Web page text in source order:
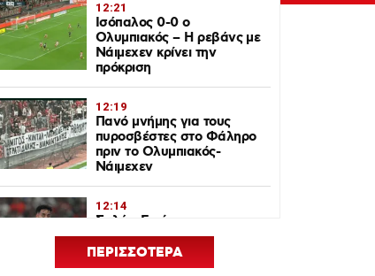
12:21
Ισόπαλος 0-0 ο
Ολυμπιακός – Η ρεβάνς με
Νάιμεχεν κρίνει την
πρόκριση
12:19
Πανό μνήμης για τους
πυροσβέστες στο Φάληρο
πριν το Ολυμπιακός-
Νάιμεχεν
12:14
Σαλάχ-Εντίν στον
Ολυμπιακό: Επικοινώνησε
με Ελ Κααμπί και
Μεντιλίμπαρ
ΠΕΡΙΣΣΟΤΕΡΑ